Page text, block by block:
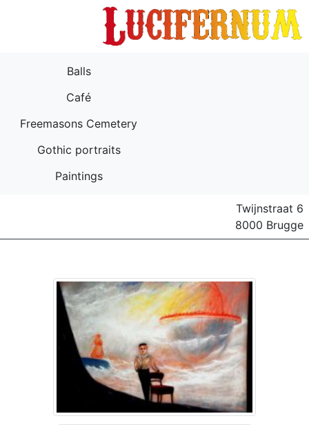
Balls
Café
Freemasons Cemetery
Gothic portraits
Paintings
Twijnstraat 6
8000 Brugge